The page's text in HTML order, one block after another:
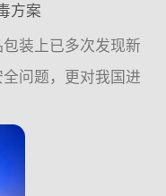
方案
装上已多次发现新
问题，更对我国进
对的一项迫在眉睫
...